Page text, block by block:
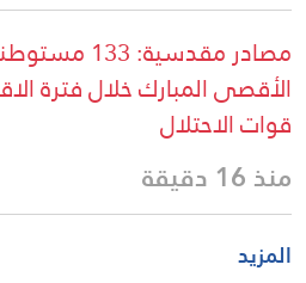
مصادر
الأقصى المبارك خلال فترة
قوات الاحتلال
منذ 16 دقيقة
المزيد